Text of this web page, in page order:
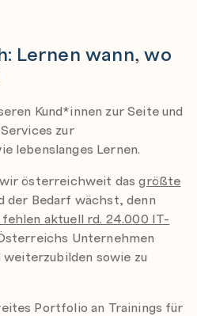
Lernen wann, wo
Kund*innen zur Seite und
zur
lebenslanges Lernen.
österreichweit dasgrößte
der Bedarf wächst, denn
aktuell rd. 24.000 IT-
Unternehmen
weiterzubilden sowie zu
Portfolio an Trainings für